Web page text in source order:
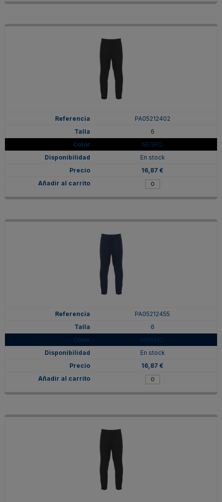
PA05212402
6
NEGRO
En stock
16,87 €
PA05212455
6
MARINO
En stock
16,87 €